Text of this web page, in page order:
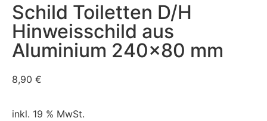
Schild Toiletten D/H
Hinweisschild aus
Aluminium 240×80 mm
8,90 €
inkl. 19 % MwSt.